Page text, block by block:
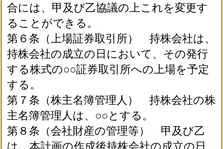
合には、甲及び乙協議の上これを変更す
ることができる。
第６条（上場証券取引所） 持株会社は、
持株会社の成立の日において、その発行
する株式の○○証券取引所への上場を予定
する。
第７条（株主名簿管理人） 持株会社の株
主名簿管理人は、○○とする。
第８条（会社財産の管理等） 甲及び乙
は、本計画の作成後持株会社の成立の日